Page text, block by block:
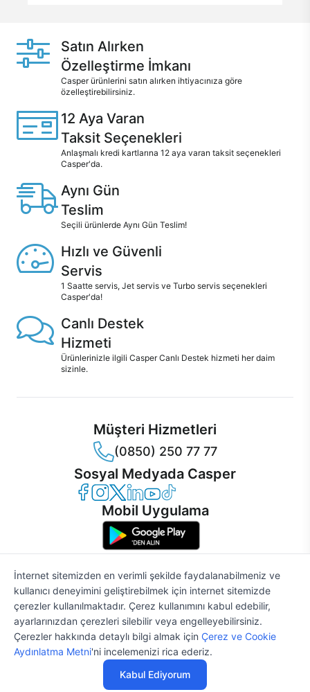
Satın Alırken
Özelleştirme İmkanı
Casper ürünlerini satın alırken ihtiyacınıza göre
özelleştirebilirsiniz.
12 Aya Varan
Taksit Seçenekleri
Anlaşmalı kredi kartlarına 12 aya varan taksit seçenekleri
Casper'da.
Aynı Gün
Teslim
Seçili ürünlerde Aynı Gün Teslim!
Hızlı ve Güvenli
Servis
1 Saatte servis, Jet servis ve Turbo servis seçenekleri
Casper'da!
Canlı Destek
Hizmeti
Ürünlerinizle ilgili Casper Canlı Destek hizmeti her daim
sizinle.
Müşteri Hizmetleri
(0850) 250 77 77
Sosyal Medyada Casper
Casper Facebook
Casper Instagram
Casper Twitter
Casper LinkedIn
Casper YouTube
Casper TikTok
Mobil Uygulama
© 2021 - 2026 Casper Bilgisayar Sistemleri A.Ş. Tüm Hakları Saklıdır
KVKK
Çerez Politikası
Bilgi Güvenliği
Bilgi Toplumu Hizmetleri
Mesafeli Satış Sözleşmesi
Aydınlatma Metni
İnternet sitemizden en verimli şekilde faydalanabilmeniz ve
kullanıcı deneyimini geliştirebilmek için internet sitemizde
çerezler kullanılmaktadır. Çerez kullanımını kabul edebilir,
ayarlarınızdan çerezleri silebilir veya engelleyebilirsiniz.
Çerezler hakkında detaylı bilgi almak için Çerez ve Cookie
Aydınlatma Metni'ni incelemenizi rica ederiz.
Kabul Ediyorum